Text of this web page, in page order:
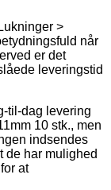
>
når
er det
leveringstid
til-dag levering
10 stk., men
indsendes
de har mulighed
at